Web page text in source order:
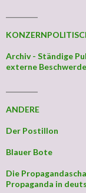
Archiv - Ständige
externe
ANDERE
Der Postillon
Blauer Bote
Die
Propaganda in